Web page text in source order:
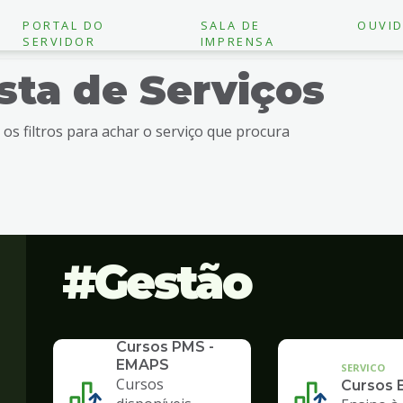
PORTAL DO
SERVIDOR
SALA DE
IMPRENSA
de Serviços
os filtros para achar o serviço que procura
Gestão
Cursos PMS -
EMAPS
Cursos
SERVICO
Cursos